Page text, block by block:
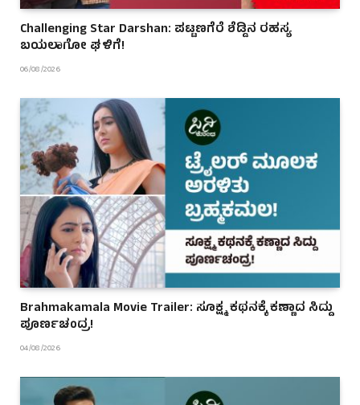
Challenging Star Darshan: ಪಟ್ಟಣಗೆರೆ ಶೆಡ್ಡಿನ ರಹಸ್ಯ
ಬಯಲಾಗೋ ಘಳಿಗೆ!
06/08/2026
Brahmakamala Movie Trailer: ಸೂಕ್ಷ್ಮ ಕಥನಕ್ಕೆ ಕಣ್ಣಾದ ಸಿದ್ದು
ಪೂರ್ಣಚಂದ್ರ!
04/08/2026